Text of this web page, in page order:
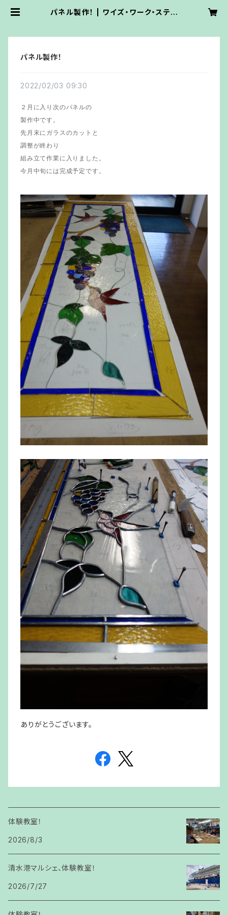
パネル製作！ | ワイズ・ワーク・ステン
パネル製作！
2022/02/03 09:30
２月に入り次のパネルの
製作中です。
先月末にガラスのカットと
調整が終わり
組み立て作業に入りました。
今月中旬には完成予定です。
ありがとうございます。
体験教室！
2026/8/3
清水港マルシェ、体験教室！
2026/7/27